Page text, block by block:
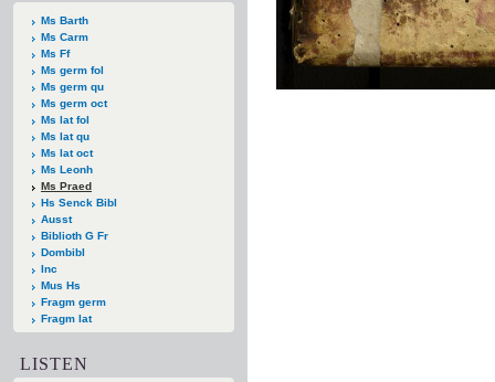
Ms Barth
Ms Carm
Ms Ff
Ms germ fol
Ms germ qu
Ms germ oct
Ms lat fol
Ms lat qu
Ms lat oct
Ms Leonh
Ms Praed
Hs Senck Bibl
Ausst
Biblioth G Fr
Dombibl
Inc
Mus Hs
Fragm germ
Fragm lat
LISTEN